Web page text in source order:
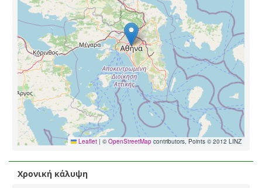
Leaflet | © OpenStreetMap contributors, Points © 2012 LINZ
Χρονική κάλυψη